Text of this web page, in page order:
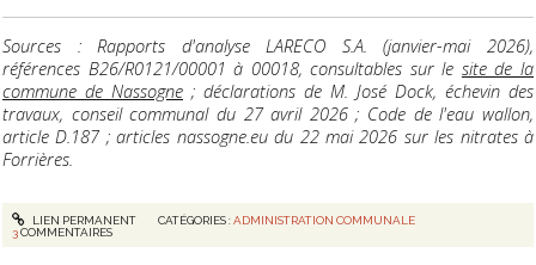
Sources : Rapports d'analyse LARECO S.A. (janvier-mai 2026),
références B26/R0121/00001 à 00018, consultables sur le site de la
commune de Nassogne ; déclarations de M. José Dock, échevin des
travaux, conseil communal du 27 avril 2026 ; Code de l'eau wallon,
article D.187 ; articles nassogne.eu du 22 mai 2026 sur les nitrates à
Forrières.
LIEN PERMANENT CATÉGORIES :ADMINISTRATION COMMUNALE
3COMMENTAIRES